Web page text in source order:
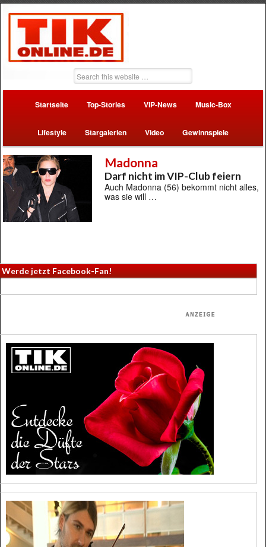
Startseite Top-Stories VIP-News Music-Box
Lifestyle Stargalerien Video Gewinnspiele
Madonna
Darf nicht im VIP-Club feiern
Auch Madonna (56) bekommt nicht alles,
was sie will …
Werde jetzt Facebook-Fan!